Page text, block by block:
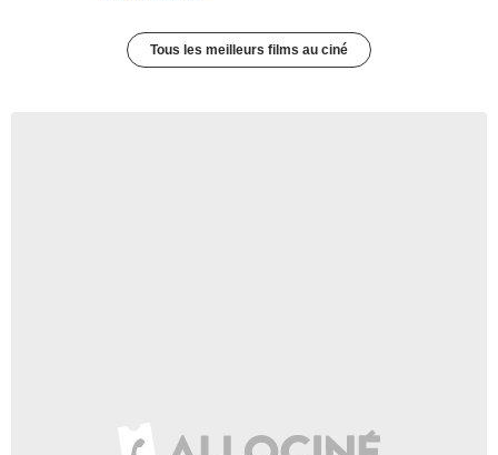
Tous les meilleurs films au ciné